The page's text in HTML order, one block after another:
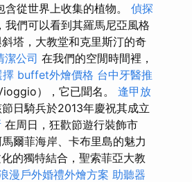
從世界上收集的植物。 偵探
們可以看到其羅馬尼亞風格
塔，大教堂和克里斯汀的奇
潔公司 在我們的空閒時間裡，
擇 buffet外燴價格 台中牙醫推
），它已聞名。 逢甲放
日騎兵於2013年慶祝其成立
在周日，狂歡節遊行裝飾市
爾菲海岸、卡布里島的魅力
的獨特結合，聖索菲亞大教
漫戶外婚禮外燴方案 助聽器